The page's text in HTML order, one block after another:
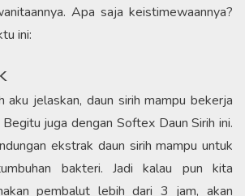
Apa saja keistimewaannya?
ini:
aku jelaskan, daun sirih mampu bekerja
juga dengan Softex Daun Sirih ini.
ekstrak daun sirih mampu untuk
bakteri. Jadi kalau pun kita
pembalut lebih dari 3 jam, akan